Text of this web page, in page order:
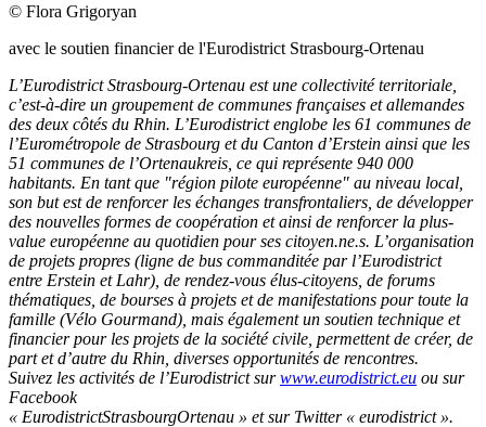
© Flora Grigoryan
avec le soutien financier de l'Eurodistrict Strasbourg-Ortenau
L’Eurodistrict Strasbourg-Ortenau est une collectivité territoriale,
c’est-à-dire un groupement de communes françaises et allemandes
des deux côtés du Rhin. L’Eurodistrict englobe les 61 communes de
l’Eurométropole de Strasbourg et du Canton d’Erstein ainsi que les
51 communes de l’Ortenaukreis, ce qui représente 940 000
habitants. En tant que "région pilote européenne" au niveau local,
son but est de renforcer les échanges transfrontaliers, de développer
des nouvelles formes de coopération et ainsi de renforcer la plus-
value européenne au quotidien pour ses citoyen.ne.s. L’organisation
de projets propres (ligne de bus commanditée par l’Eurodistrict
entre Erstein et Lahr), de rendez-vous élus-citoyens, de forums
thématiques, de bourses à projets et de manifestations pour toute la
famille (Vélo Gourmand), mais également un soutien technique et
financier pour les projets de la société civile, permettent de créer, de
part et d’autre du Rhin, diverses opportunités de rencontres.
Suivez les activités de l’Eurodistrict surwww.eurodistrict.eu ou sur
Facebook
« EurodistrictStrasbourgOrtenau » et sur Twitter « eurodistrict ».